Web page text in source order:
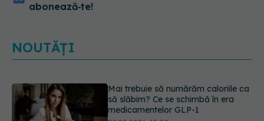
abonează‑te!
NOUTĂȚI
Dieta care îți distruge creierul,
potrivit cercetătorilor de la Harvard
09.08.2026, 11:45